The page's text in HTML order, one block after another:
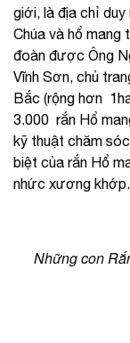
giới, là địa chỉ
Chúa và hổ mang
đoàn được Ông
Vĩnh Sơn, chủ
Bắc (rộng hơn
3.000 rắn Hổ
kỹ thuật chăm
biệt của rắn Hổ
nhức xương khớp.
Những con